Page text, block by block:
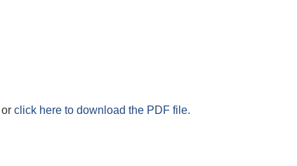
or click here to download the PDF file.